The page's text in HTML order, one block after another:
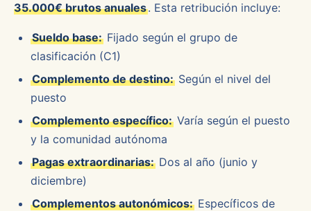
35.000€ brutos anuales. Esta retribución incluye:
Sueldo base: Fijado según el grupo de
clasificación (C1)
Complemento de destino: Según el nivel del
puesto
Complemento específico: Varía según el puesto
y la comunidad autónoma
Pagas extraordinarias: Dos al año (junio y
diciembre)
Complementos autonómicos: Específicos de